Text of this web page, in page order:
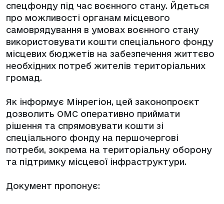
спецфонду під час воєнного стану. Йдеться
про можливості органам місцевого
самоврядування в умовах воєнного стану
використовувати кошти спеціального фонду
місцевих бюджетів на забезпечення життєво
необхідних потреб жителів територіальних
громад.
Як інформує Мінрегіон, цей законопроєкт
дозволить ОМС оперативно приймати
рішення та спрямовувати кошти зі
спеціального фонду на першочергові
потреби, зокрема на територіальну оборону
та підтримку місцевої інфраструктури.
Документ пропонує: